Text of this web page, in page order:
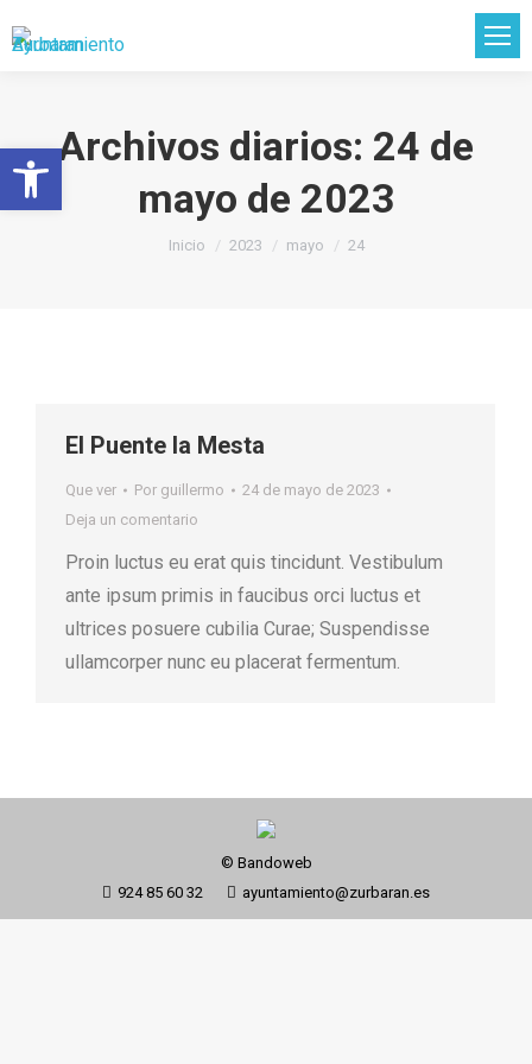
Abrir barra de herramientas
Archivos diarios: 24 de
mayo de 2023
Estás aquí:
Inicio 2023 mayo 24
El Puente la Mesta
Que ver Por guillermo
24 de mayo de 2023
Deja un comentario
Proin luctus eu erat quis tincidunt. Vestibulum
ante ipsum primis in faucibus orci luctus et
ultrices posuere cubilia Curae; Suspendisse
ullamcorper nunc eu placerat fermentum.
© Bandoweb
924 85 60 32
ayuntamiento@zurbaran.es